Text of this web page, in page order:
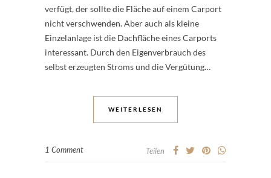
verfügt, der sollte die Fläche auf einem Carport
nicht verschwenden. Aber auch als kleine
Einzelanlage ist die Dachfläche eines Carports
interessant. Durch den Eigenverbrauch des
selbst erzeugten Stroms und die Vergütung…
WEITERLESEN
1 Comment Teilen